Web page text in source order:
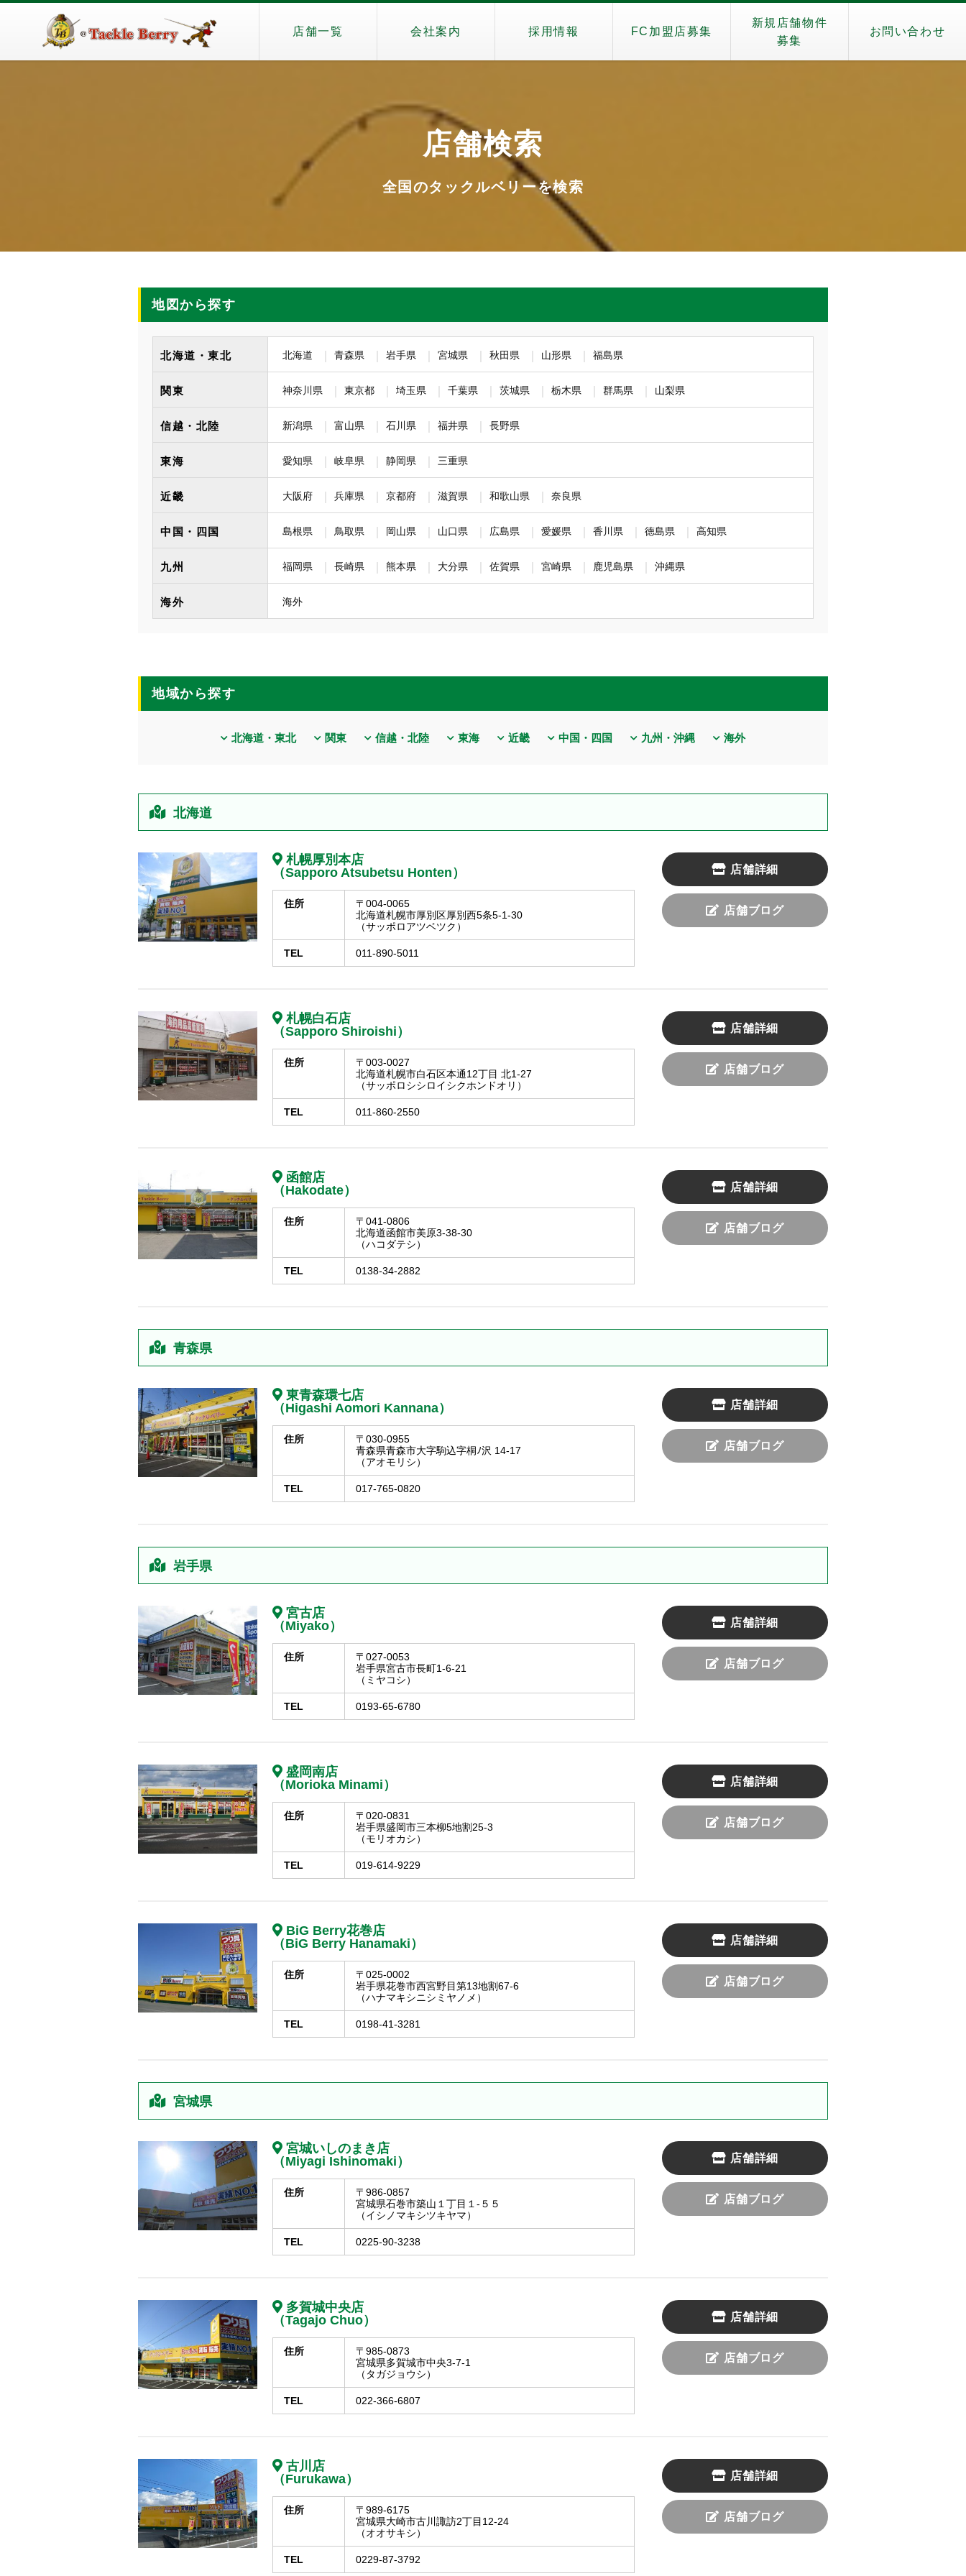
店舗一覧 会社案内 採用情報 FC加盟店募集
新規店舗物件
募集
お問い合わせ
店舗検索
全国のタックルベリーを検索
地図から探す
北海道・東北 北海道 青森県 岩手県 宮城県 秋田県 山形県 福島県
関東 神奈川県 東京都 埼玉県 千葉県 茨城県 栃木県 群馬県 山梨県
信越・北陸 新潟県 富山県 石川県 福井県 長野県
東海 愛知県 岐阜県 静岡県 三重県
近畿 大阪府 兵庫県 京都府 滋賀県 和歌山県 奈良県
中国・四国 島根県 鳥取県 岡山県 山口県 広島県 愛媛県 香川県 徳島県 高知県
九州 福岡県 長崎県 熊本県 大分県 佐賀県 宮崎県 鹿児島県 沖縄県
海外 海外
地域から探す
北海道・東北 関東 信越・北陸 東海 近畿 中国・四国 九州・沖縄 海外
北海道
札幌厚別本店
（Sapporo Atsubetsu Honten）
住所
〒004-0065
北海道札幌市厚別区厚別西5条5-1-30
（サッポロアツベツク）
TEL 011-890-5011
店舗詳細
店舗ブログ
札幌白石店
（Sapporo Shiroishi）
住所
〒003-0027
北海道札幌市白石区本通12丁目 北1-27
（サッポロシシロイシクホンドオリ）
TEL 011-860-2550
店舗詳細
店舗ブログ
函館店
（Hakodate）
住所
〒041-0806
北海道函館市美原3-38-30
（ハコダテシ）
TEL 0138-34-2882
店舗詳細
店舗ブログ
青森県
東青森環七店
（Higashi Aomori Kannana）
住所
〒030-0955
青森県青森市大字駒込字桐ﾉ沢 14-17
（アオモリシ）
TEL 017-765-0820
店舗詳細
店舗ブログ
岩手県
宮古店
（Miyako）
住所
〒027-0053
岩手県宮古市長町1-6-21
（ミヤコシ）
TEL 0193-65-6780
店舗詳細
店舗ブログ
盛岡南店
（Morioka Minami）
住所
〒020-0831
岩手県盛岡市三本柳5地割25-3
（モリオカシ）
TEL 019-614-9229
店舗詳細
店舗ブログ
BiG Berry花巻店
（BiG Berry Hanamaki）
住所
〒025-0002
岩手県花巻市西宮野目第13地割67-6
（ハナマキシニシミヤノメ）
TEL 0198-41-3281
店舗詳細
店舗ブログ
宮城県
宮城いしのまき店
（Miyagi Ishinomaki）
住所
〒986-0857
宮城県石巻市築山１丁目１-５５
（イシノマキシツキヤマ）
TEL 0225-90-3238
店舗詳細
店舗ブログ
多賀城中央店
（Tagajo Chuo）
住所
〒985-0873
宮城県多賀城市中央3-7-1
（タガジョウシ）
TEL 022-366-6807
店舗詳細
店舗ブログ
古川店
（Furukawa）
住所
〒989-6175
宮城県大崎市古川諏訪2丁目12-24
（オオサキシ）
TEL 0229-87-3792
店舗詳細
店舗ブログ